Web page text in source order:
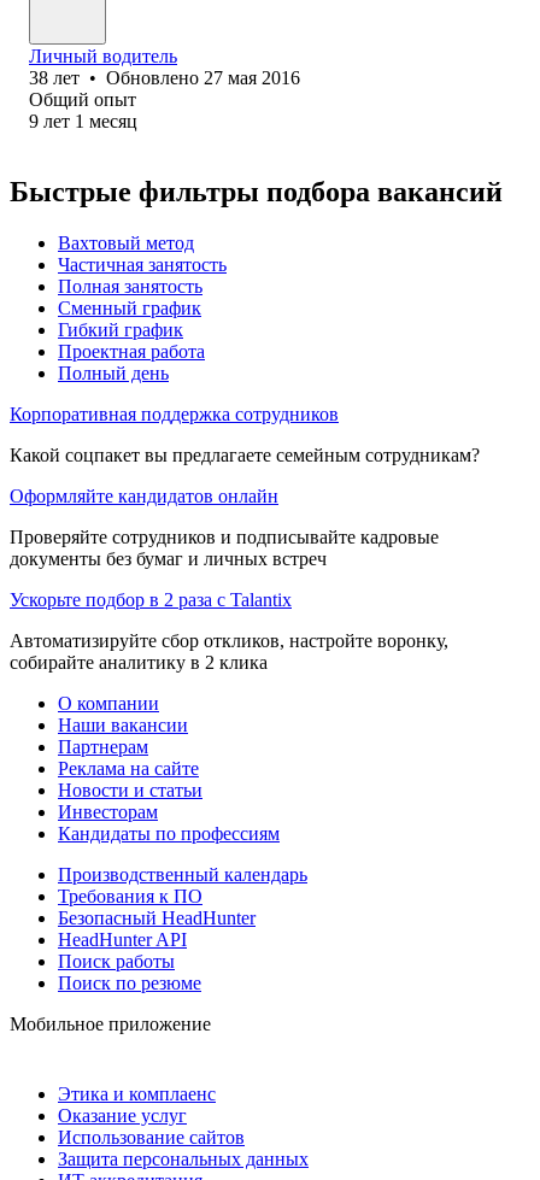
Личный водитель
38 лет • Обновлено 27 мая 2016
Общий опыт
9 лет 1 месяц
Быстрые фильтры подбора вакансий
Вахтовый метод
Частичная занятость
Полная занятость
Сменный график
Гибкий график
Проектная работа
Полный день
Корпоративная поддержка сотрудников
Какой соцпакет вы предлагаете семейным сотрудникам?
Оформляйте кандидатов онлайн
Проверяйте сотрудников и подписывайте кадровые
документы без бумаг и личных встреч
Ускорьте подбор в 2 раза с Talantix
Автоматизируйте сбор откликов, настройте воронку,
собирайте аналитику в 2 клика
О компании
Наши вакансии
Партнерам
Реклама на сайте
Новости и статьи
Инвесторам
Кандидаты по профессиям
Производственный календарь
Требования к ПО
Безопасный HeadHunter
HeadHunter API
Поиск работы
Поиск по резюме
Мобильное приложение
Этика и комплаенс
Оказание услуг
Использование сайтов
Защита персональных данных